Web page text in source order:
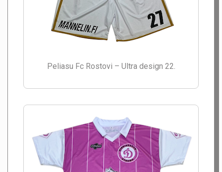
Peliasu Fc Rostovi – Ultra design 22.